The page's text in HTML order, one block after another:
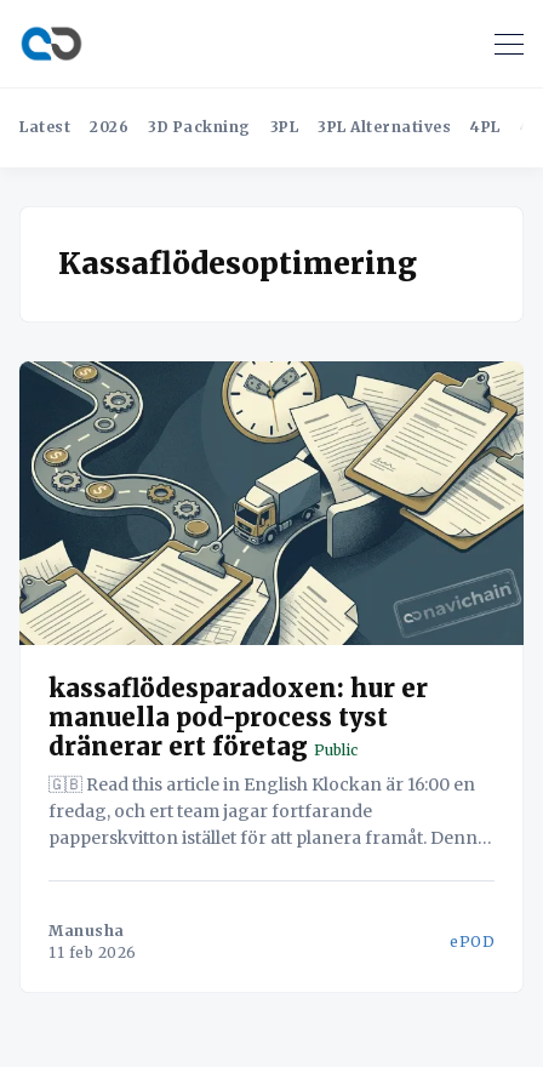
Latest 2026 3D Packning 3PL 3PL Alternatives 4PL
Kassaflödesoptimering
kassaflödesparadoxen: hur er
manuella pod-process tyst
dränerar ert företag Public
🇬🇧 Read this article in English Klockan är 16:00 en
fredag, och ert team jagar fortfarande
papperskvitton istället för att planera framåt. Denna
konkurrenskraft. Upptäck hur ni kan frigöra
Manusha
11 feb 2026
ePOD